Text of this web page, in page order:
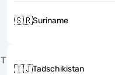
🇸🇷Suriname
T
🇹🇯Tadschikistan